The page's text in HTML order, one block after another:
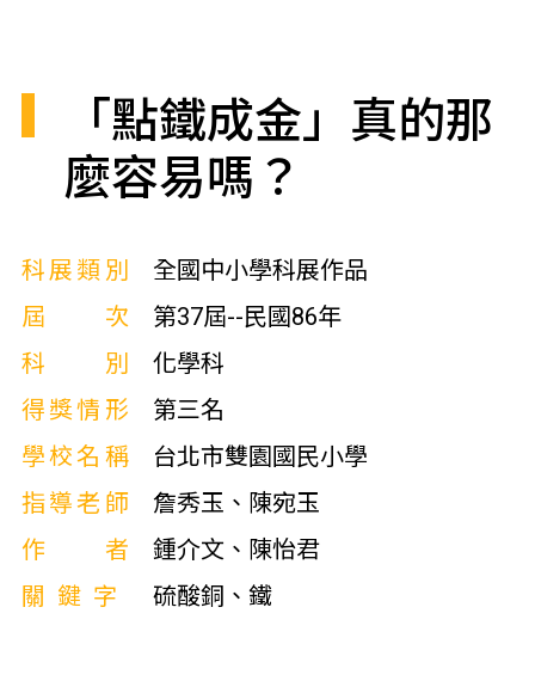
「點鐵成金」真的那
麼容易嗎？
科展類別
全國中小學科展作品
屆次
第37屆--民國86年
科別
化學科
得獎情形
第三名
學校名稱
台北市雙園國民小學
指導老師
詹秀玉、陳宛玉
作者
鍾介文、陳怡君
關鍵字
硫酸銅、鐵